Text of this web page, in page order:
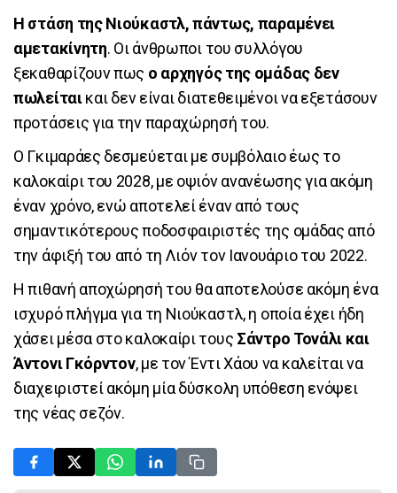
Η στάση της Νιούκαστλ, πάντως, παραμένει
αμετακίνητη. Οι άνθρωποι του συλλόγου
ξεκαθαρίζουν πως ο αρχηγός της ομάδας δεν
πωλείταικαι δεν είναι διατεθειμένοι να εξετάσουν
προτάσεις για την παραχώρησή του.
Ο Γκιμαράες δεσμεύεται με συμβόλαιο έως το
καλοκαίρι του 2028, με οψιόν ανανέωσης για ακόμη
έναν χρόνο, ενώ αποτελεί έναν από τους
σημαντικότερους ποδοσφαιριστές της ομάδας από
την άφιξή του από τη Λιόν τον Ιανουάριο του 2022.
Η πιθανή αποχώρησή του θα αποτελούσε ακόμη ένα
ισχυρό πλήγμα για τη Νιούκαστλ, η οποία έχει ήδη
χάσει μέσα στο καλοκαίρι τους Σάντρο Τονάλι και
Άντονι Γκόρντον, με τον Έντι Χάου να καλείται να
διαχειριστεί ακόμη μία δύσκολη υπόθεση ενόψει
της νέας σεζόν.